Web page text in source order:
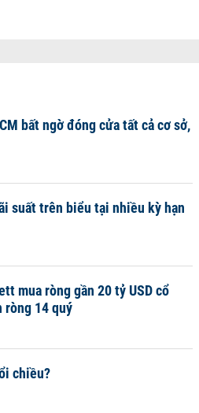
bất ngờ đóng cửa tất cả cơ sở,
suất trên biểu tại nhiều kỳ hạn
mua ròng gần 20 tỷ USD cổ
ròng 14 quý
chiều?